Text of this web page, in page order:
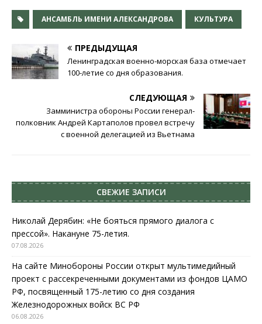
АНСАМБЛЬ ИМЕНИ АЛЕКСАНДРОВА КУЛЬТУРА
ПРЕДЫДУЩАЯ
Ленинградская военно-морская база отмечает
100-летие со дня образования.
СЛЕДУЮЩАЯ
Замминистра обороны России генерал-
полковник Андрей Картаполов провел встречу
с военной делегацией из Вьетнама
СВЕЖИЕ ЗАПИСИ
Николай Дерябин: «Не бояться прямого диалога с
прессой». Накануне 75-летия.
07.08.2026
На сайте Минобороны России открыт мультимедийный
проект с рассекреченными документами из фондов ЦАМО
РФ, посвященный 175-летию со дня создания
Железнодорожных войск ВС РФ
06.08.2026